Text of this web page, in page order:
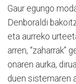
Gaur egungo
Denboraldi
eta aurreko
arren, “zaharrak”
onaren aurka,
duen sistemaren